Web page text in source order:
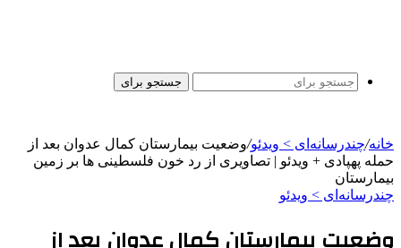
جستجو برای
خانه/چندرسانه‌ای > ویدئو/وضعیت بیمارستان کمال عدوان بعد از
حمله پهپادی + ویدئو | تصاویری از رد خون فلسطینی ها بر زمین
بیمارستان
چندرسانه‌ای > ویدئو